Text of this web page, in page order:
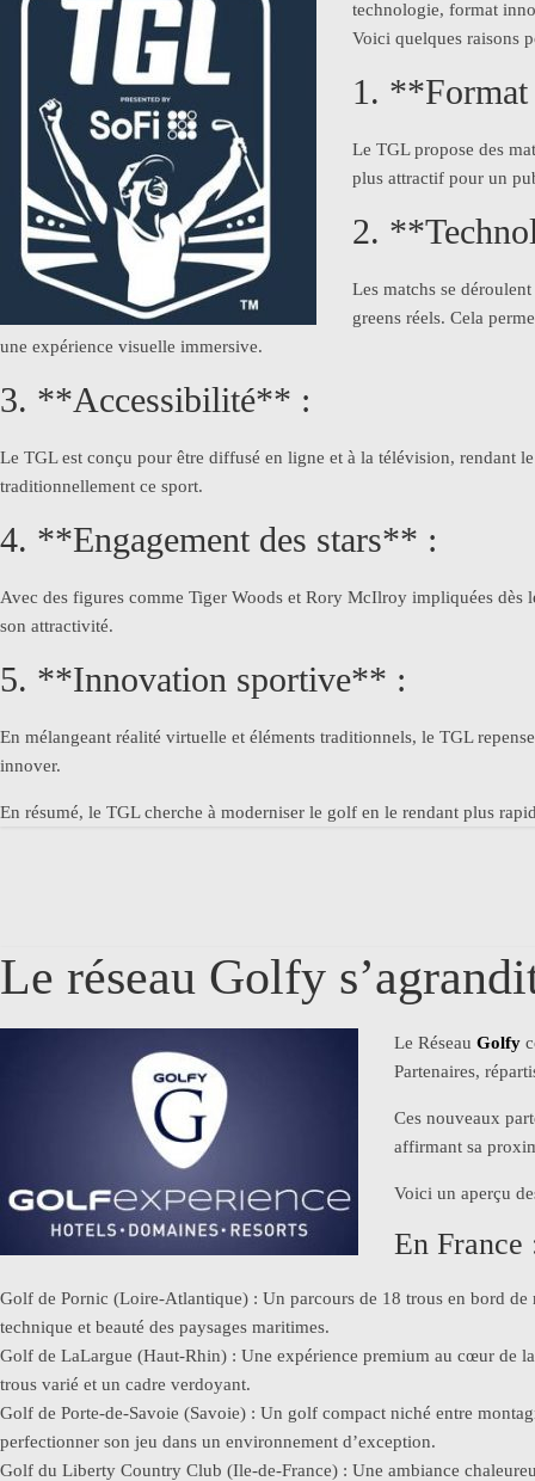
technologie, format
Voici quelques raisons
1.
Le TGL propose des
plus attractif pour un
2.
Les matchs se
greens réels. Cela
une expérience visuelle immersive.
3. **Accessibilité** :
Le TGL est conçu pour être diffusé en ligne et à la télévision, rendant
traditionnellement ce sport.
4. **Engagement des stars** :
Avec des figures comme Tiger Woods et Rory McIlroy impliquées dès
son attractivité.
5. **Innovation sportive** :
En mélangeant réalité virtuelle et éléments traditionnels, le TGL
innover.
En résumé, le TGL cherche à moderniser le golf en le rendant plus
Le réseau Golfy
Le Réseau Golfy
Partenaires,
Ces nouveaux
affirmant sa
Voici un aperçu
En France
Golf de Pornic (Loire-Atlantique) : Un parcours de 18 trous en bord de
technique et beauté des paysages maritimes.
Golf de LaLargue (Haut-Rhin) : Une expérience premium au cœur de
trous varié et un cadre verdoyant.
Golf de Porte-de-Savoie (Savoie) : Un golf compact niché entre
perfectionner son jeu dans un environnement d’exception.
Golf du Liberty Country Club (Ile-de-France) : Une ambiance